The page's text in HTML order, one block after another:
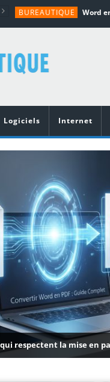
BUREAUTIQUE
TUTORIALS
MATÉRIEL
Logiciels Internet
respectent la mise en